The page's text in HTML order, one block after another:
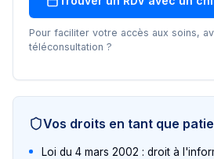
Pour faciliter votre accès aux soins,
téléconsultation ?
Vos droits en tant que
Loi du 4 mars 2002 : droit à